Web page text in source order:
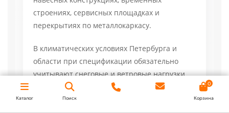
строениях, сервисных площадках и
перекрытиях по металлокаркасу.
В климатических условиях Петербурга и
области при спецификации обязательно
учитывают снеговые и ветровые нагрузки,
высокую влажность, температурные
флуктуации и дренажную схему. В
Каталог Поиск
0
Корзина